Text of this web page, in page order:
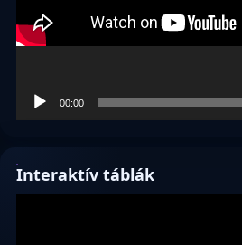
00:00
Interaktív táblák